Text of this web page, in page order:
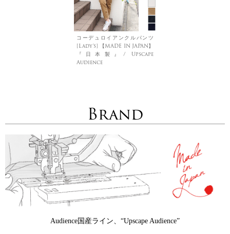
コーデュロイアンクルパンツ
[Lady's] 【MADE IN JAPAN】
『日本製』/ Upscape
Audience
Brand
Audience国産ライン、“Upscape Audience”